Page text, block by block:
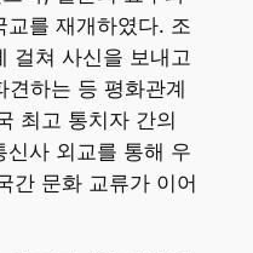
교를 재개하였다. 조
걸쳐 사신을 보내고
견하는 등 평화관계
최고 통치자 간의
신사 외교를 통해 우
간 문화 교류가 이어